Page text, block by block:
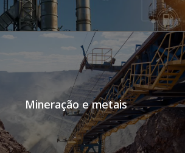
Mineração e metais